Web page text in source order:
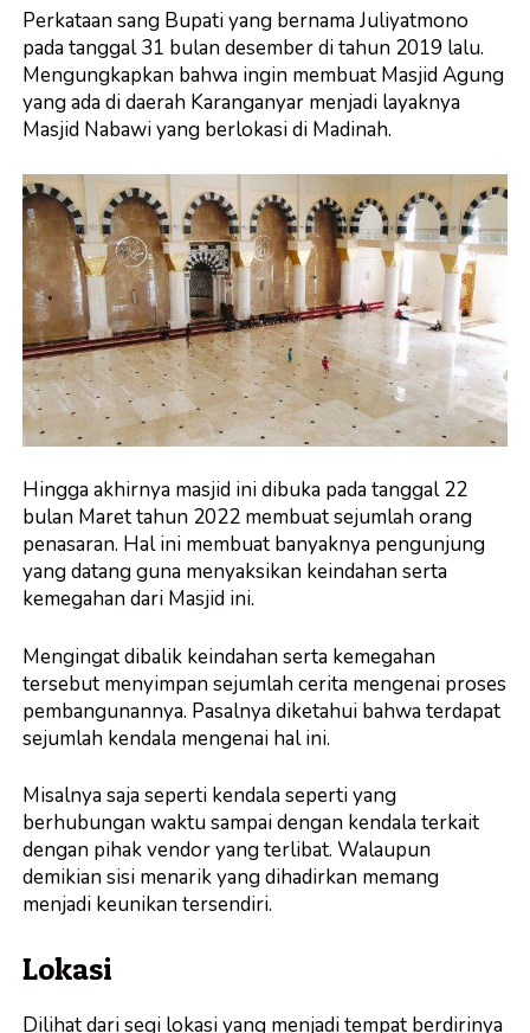
Perkataan sang Bupati yang bernama Juliyatmono
pada tanggal 31 bulan desember di tahun 2019 lalu.
Mengungkapkan bahwa ingin membuat Masjid Agung
yang ada di daerah Karanganyar menjadi layaknya
Masjid Nabawi yang berlokasi di Madinah.
Hingga akhirnya masjid ini dibuka pada tanggal 22
bulan Maret tahun 2022 membuat sejumlah orang
penasaran. Hal ini membuat banyaknya pengunjung
yang datang guna menyaksikan keindahan serta
kemegahan dari Masjid ini.
Mengingat dibalik keindahan serta kemegahan
tersebut menyimpan sejumlah cerita mengenai proses
pembangunannya. Pasalnya diketahui bahwa terdapat
sejumlah kendala mengenai hal ini.
Misalnya saja seperti kendala seperti yang
berhubungan waktu sampai dengan kendala terkait
dengan pihak vendor yang terlibat. Walaupun
demikian sisi menarik yang dihadirkan memang
menjadi keunikan tersendiri.
Lokasi
Dilihat dari segi lokasi yang menjadi tempat berdirinya